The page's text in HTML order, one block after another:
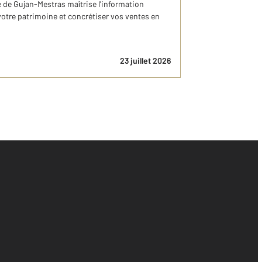
Gujan-Mestras maîtrise l'information
patrimoine et concrétiser vos ventes en
23 juillet 2026